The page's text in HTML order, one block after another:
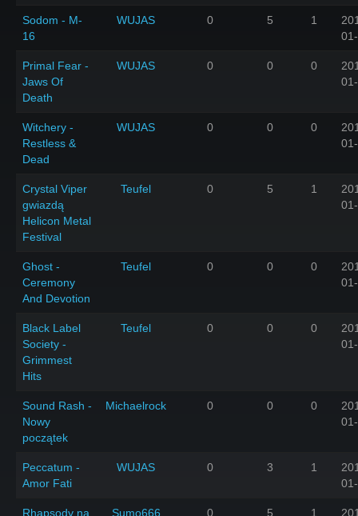
Sodom - M-
16
WUJAS 0 5 1
Primal Fear -
Jaws Of
Death
WUJAS 0 0 0
Witchery -
Restless &
Dead
WUJAS 0 0 0
Crystal Viper
gwiazdą
Helicon Metal
Festival
Teufel 0 5 1
Ghost -
Ceremony
And Devotion
Teufel 0 0 0
Black Label
Society -
Grimmest
Hits
Teufel 0 0 0
Sound Rash -
Nowy
początek
Michaelrock 0 0 0
Peccatum -
Amor Fati
WUJAS 0 3 1
Rhapsody na
Sumo666 0 5 1